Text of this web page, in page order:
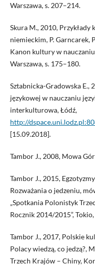
Warszawa, s. 207–214.
Skura M., 2010,
niemieckim, P. Garncarek,
Kanon kultury w
Warszawa, s. 175–180.
Sztabnicka-Gradowska E.,
językowej w nauczaniu
interkulturowa, Łódź,
http://
[15.09.2018].
Tambor J., 2008, Mowa
Tambor J., 2015,
Rozważania o jedzeniu,
„Spotkania Polonistyk
Rocznik 2014/2015”,
Tambor J., 2017, Polskie
Polacy wiedzą, co jedzą?,
Trzech Krajów – Chiny,